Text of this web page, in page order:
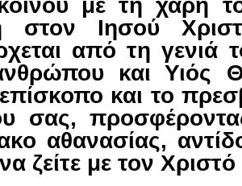
στον Ιησού
από τη γενιά
και Υιός
και το
σας,
αθανασίας,
ζείτε με τον